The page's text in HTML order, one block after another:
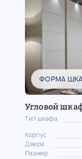
ФОРМА
Угловой
Тип шкафа
Корпус
Двери
Размер